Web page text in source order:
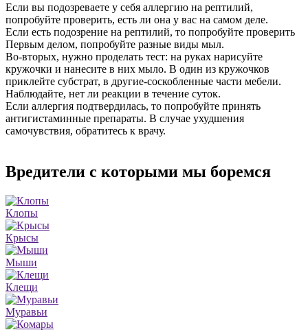
Если вы подозреваете у себя аллергию на рептилий,
попробуйте проверить, есть ли она у вас на самом деле.
Если есть подозрение на рептилий, то попробуйте проверить
Первым делом, попробуйте разные виды мыл.
Во-вторых, нужно проделать тест: на руках нарисуйте
кружочки и нанесите в них мыло. В один из кружочков
приклейте субстрат, в другие-соскобленные части мебели.
Наблюдайте, нет ли реакции в течение суток.
Если аллергия подтвердилась, то попробуйте принять
антигистаминные препараты. В случае ухудшения
самочувствия, обратитесь к врачу.
Вредители с которыми мы боремся
Клопы
Крысы
Мыши
Клещи
Муравьи